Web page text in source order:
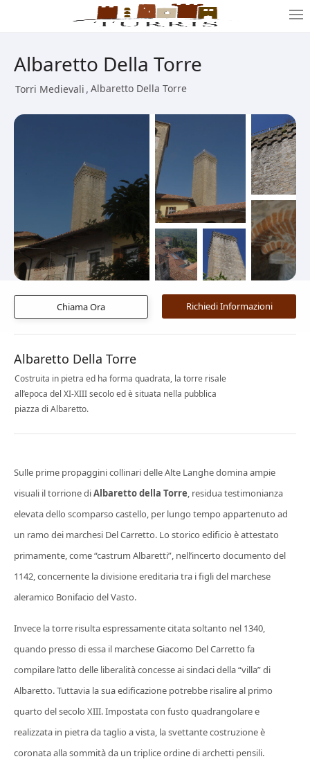
Albaretto Della Torre
Torri Medievali , Albaretto Della Torre
Chiama Ora
Albaretto Della Torre
Costruita in pietra ed ha forma quadrata, la torre risale
all’epoca del XI-XIII secolo ed è situata nella pubblica
piazza di Albaretto.
Sulle prime propaggini collinari delle Alte Langhe domina ampie
visuali il torrione diAlbaretto della Torre, residua testimonianza
elevata dello scomparso castello, per lungo tempo appartenuto ad
un ramo dei marchesi Del Carretto. Lo storico edificio è attestato
primamente, come “castrum Albaretti”, nell’incerto documento del
1142, concernente la divisione ereditaria tra i figli del marchese
aleramico Bonifacio del Vasto.
Invece la torre risulta espressamente citata soltanto nel 1340,
quando presso di essa il marchese Giacomo Del Carretto fa
compilare l’atto delle liberalità concesse ai sindaci della “villa” di
Albaretto. Tuttavia la sua edificazione potrebbe risalire al primo
quarto del secolo XIII. Impostata con fusto quadrangolare e
realizzata in pietra da taglio a vista, la svettante costruzione è
coronata alla sommità da un triplice ordine di archetti pensili.